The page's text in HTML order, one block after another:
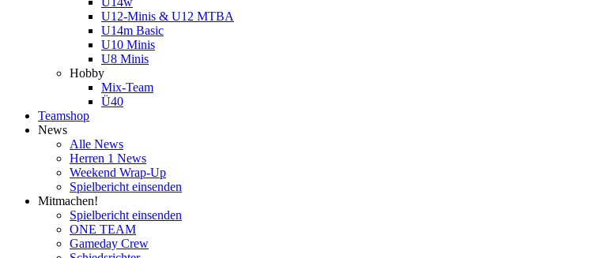
U12-Minis & U12 MTBA
U14m Basic
U10 Minis
U8 Minis
Hobby
Mix-Team
Ü40
Teamshop
News
Alle News
Herren 1 News
Weekend Wrap-Up
Spielbericht einsenden
Mitmachen!
Spielbericht einsenden
ONE TEAM
Gameday Crew